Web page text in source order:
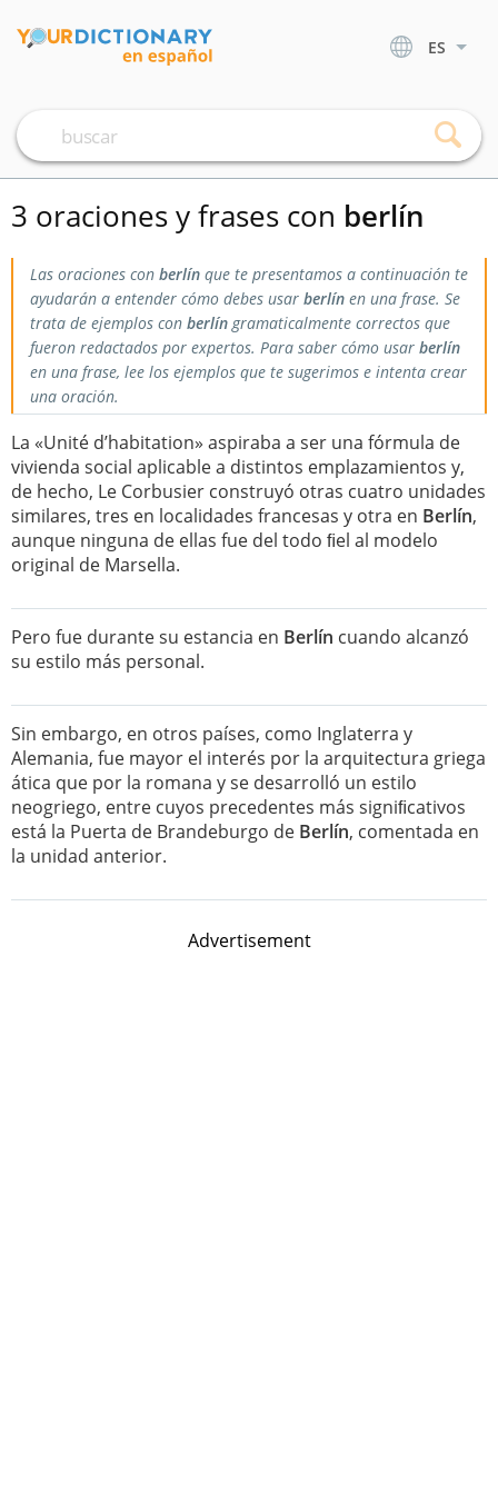
ES
3 oraciones y frases con berlín
Las oraciones con berlín que te presentamos a continuación te
ayudarán a entender cómo debes usar berlín en una frase. Se
trata de ejemplos con berlíngramaticalmente correctos que
fueron redactados por expertos. Para saber cómo usar berlín
en una frase, lee los ejemplos que te sugerimos e intenta crear
una oración.
La «Unité d’habitation» aspiraba a ser una fórmula de
vivienda social aplicable a distintos emplazamientos y,
de hecho, Le Corbusier construyó otras cuatro unidades
similares, tres en localidades francesas y otra en Berlín,
aunque ninguna de ellas fue del todo ﬁel al modelo
original de Marsella.
Pero fue durante su estancia en Berlín cuando alcanzó
su estilo más personal.
Sin embargo, en otros países, como Inglaterra y
Alemania, fue mayor el interés por la arquitectura griega
ática que por la romana y se desarrolló un estilo
neogriego, entre cuyos precedentes más signiﬁcativos
está la Puerta de Brandeburgo de Berlín, comentada en
la unidad anterior.
Advertisement